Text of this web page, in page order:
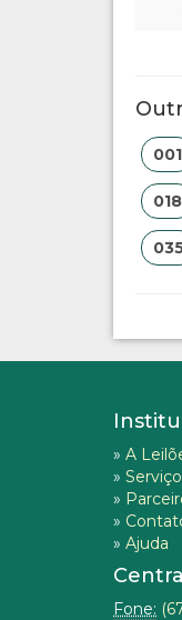
001
018
» A
»
»
»
» Ajuda
Fone: